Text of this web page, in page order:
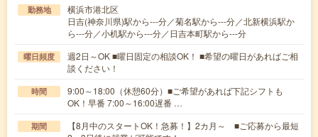
勤務地
横浜市港北区
日吉(神奈川県)駅から---分／菊名駅から---分／北新横浜駅か
ら---分／小机駅から---分／日吉本町駅から---分
曜日頻度
週2日～OK ■曜日固定の相談OK！ ■希望の曜日があればご相
談ください！
時間
9:00～18:00（休憩60分）■ご希望があれば下記シフトも
OK！早番 7:00～16:00遅番 …
期間
【8月中のスタートOK！急募！】2カ月～ ■ご応募から最短